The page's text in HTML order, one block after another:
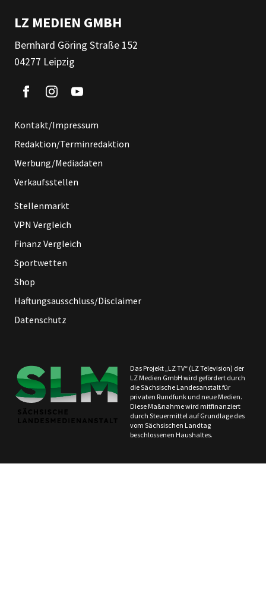
LZ MEDIEN GMBH
Bernhard Göring Straße 152
04277 Leipzig
Kontakt/Impressum
Redaktion/Terminredaktion
Werbung/Mediadaten
Verkaufsstellen
Stellenmarkt
VPN Vergleich
Finanz Vergleich
Sportwetten
Shop
Haftungsausschluss/Disclaimer
Datenschutz
Das Projekt „LZ TV“ (LZ Television) der
LZ Medien GmbH wird gefördert durch
die Sächsische Landesanstalt für
privaten Rundfunk und neue Medien.
Diese Maßnahme wird mitfinanziert
durch Steuermittel auf Grundlage des
vom Sächsischen Landtag
beschlossenen Haushaltes.